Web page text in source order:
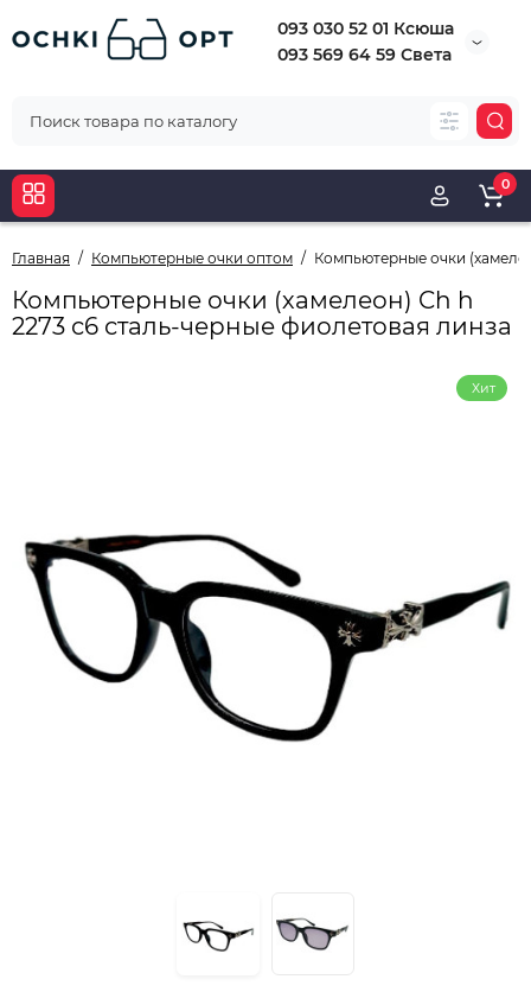
093 030 52 01 Ксюша
093 569 64 59 Света
0
Главная Компьютерные очки оптом Компьютерные очки
Компьютерные очки (хамелеон) Ch h
2273 с6 сталь-черные фиолетовая линза
Хит